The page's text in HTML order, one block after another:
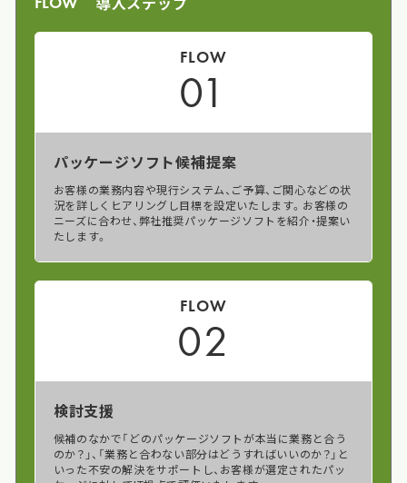
FLOW
01
パッケージソフト候補提案
お客様の業務内容や現行システム、ご予算、ご関心などの状
況を詳しくヒアリングし目標を設定いたします。お客様の
ニーズに合わせ、弊社推奨パッケージソフトを紹介・提案い
たします。
FLOW
02
検討支援
候補のなかで「どのパッケージソフトが本当に業務と合う
のか？」、「業務と合わない部分はどうすればいいのか？」と
いった不安の解決をサポートし、お客様が選定されたパッ